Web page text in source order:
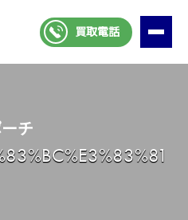
買取電話
チ